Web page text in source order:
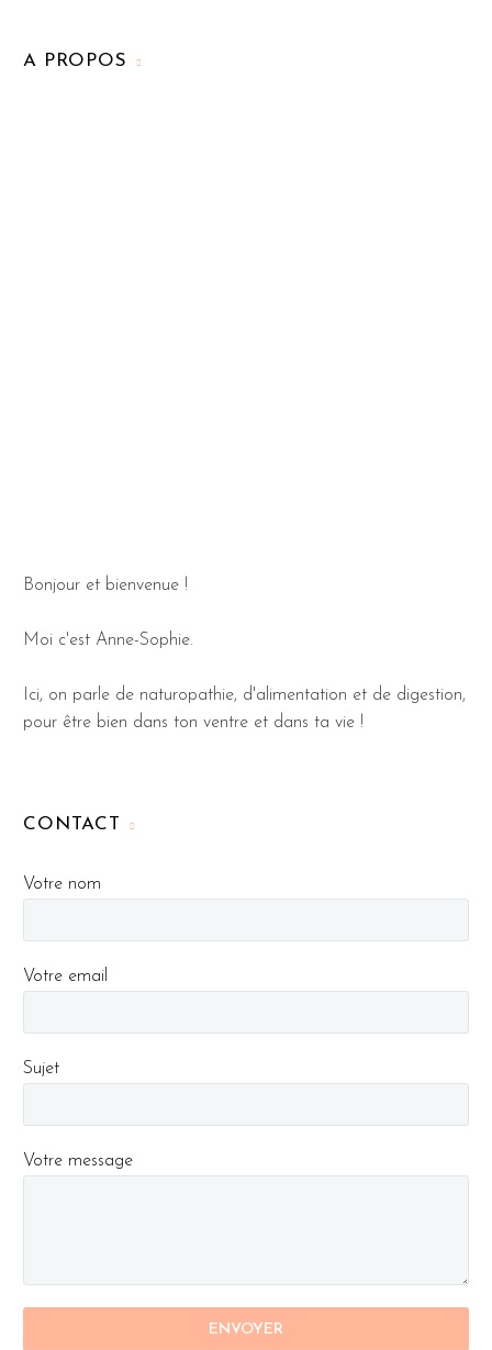
A PROPOS
Bonjour et bienvenue !
Moi c'est Anne-Sophie.
Ici, on parle de naturopathie, d'alimentation et de digestion,
pour être bien dans ton ventre et dans ta vie !
CONTACT
Votre nom
Votre email
Sujet
Votre message